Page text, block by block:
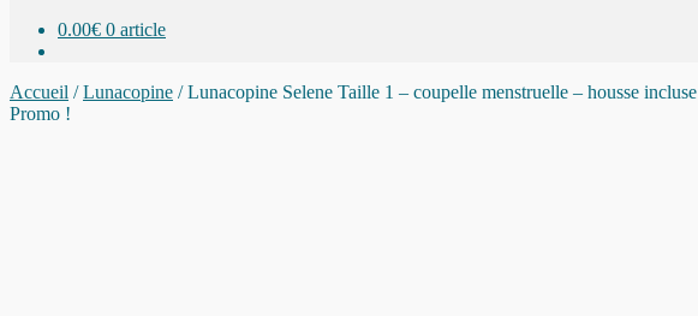
0.00€ 0 article
Accueil /Lunacopine /Lunacopine Selene Taille 1 – coupelle menstruelle – housse incluse
Promo !